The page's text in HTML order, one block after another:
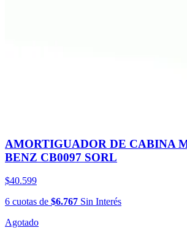
AMORTIGUADOR DE CABINA
BENZ CB0097 SORL
$40.599
6 cuotas de $6.767 Sin Interés
Agotado